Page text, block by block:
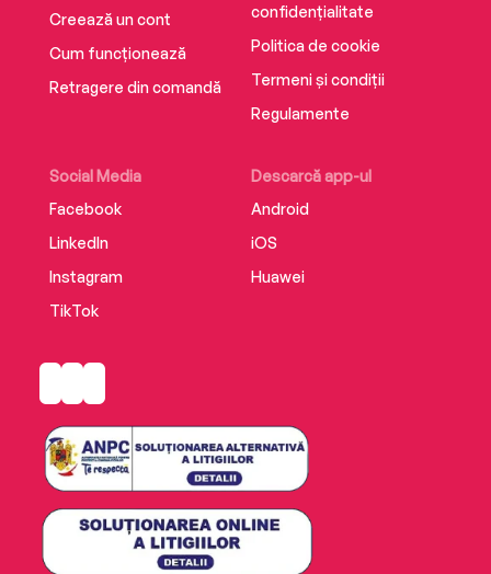
Creează un cont
Cum funcționează
Retragere din comandă
Social Media
Facebook
LinkedIn
Instagram
TikTok
Descarcă app-ul
Android
iOS
Huawei
confidențialitate
Politica de cookie
Termeni și condiții
Regulamente